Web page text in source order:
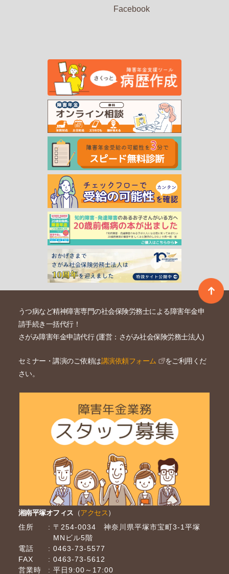
Facebook
うつ病など精神障害専門の社会保険労務士による障害年金申
請手続き一括代行！
さがみ障害年金申請代行 (運営：さがみ社会保険労務士法人)
セミナー・講演のご依頼は講演依頼フォーム
をご利用くだ
さい。
湘南平塚オフィス （アクセス）
住所
〒254-0034 神奈川県平塚市宝町3-1平塚
MNビル5階
電話
0463-73-5577
FAX
0463-73-5612
営業時
平日9:00～17:00